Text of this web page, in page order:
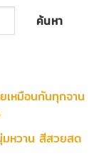
ค้นหา
เหมือนกันทุกจาน
นุ่มหวาน สีสวยสด